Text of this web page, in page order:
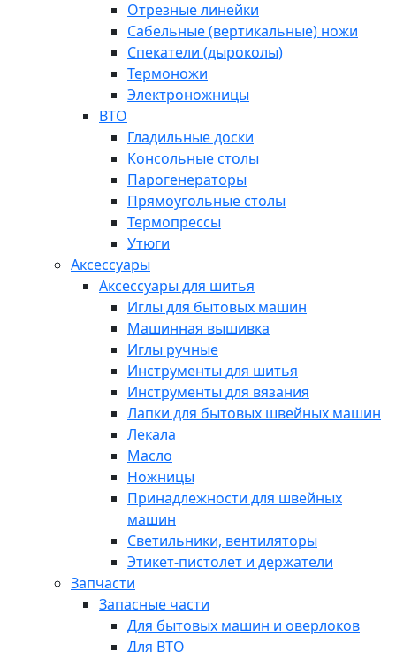
Отрезные линейки
Сабельные (вертикальные) ножи
Спекатели (дыроколы)
Термоножи
Электроножницы
ВТО
Гладильные доски
Консольные столы
Парогенераторы
Прямоугольные столы
Термопрессы
Утюги
Аксессуары
Аксессуары для шитья
Иглы для бытовых машин
Машинная вышивка
Иглы ручные
Инструменты для шитья
Инструменты для вязания
Лапки для бытовых швейных машин
Лекала
Масло
Ножницы
Принадлежности для швейных
машин
Светильники, вентиляторы
Этикет-пистолет и держатели
Запчасти
Запасные части
Для бытовых машин и оверлоков
Для ВТО